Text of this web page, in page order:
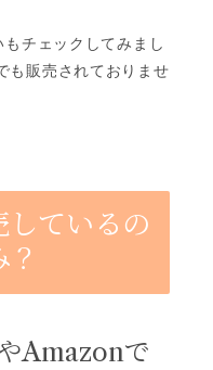
チェックしてみまし
も販売されておりませ
しているの
Amazonで